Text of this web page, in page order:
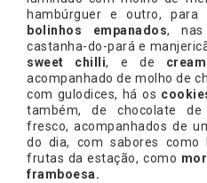
hambúrguer e outro,
bolinhos empanados, nas
castanha-do-pará e
sweet chilli, e de
acompanhado de molho de
com gulodices, há os
também, de chocolate
fresco, acompanhados de
do dia, com sabores como
frutas da estação, como
framboesa.